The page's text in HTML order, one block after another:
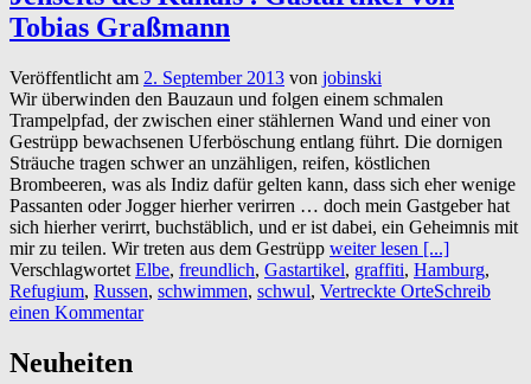
Tobias Graßmann
Veröffentlicht am 2. September 2013 von jobinski
Wir überwinden den Bauzaun und folgen einem schmalen
Trampelpfad, der zwischen einer stählernen Wand und einer von
Gestrüpp bewachsenen Uferböschung entlang führt. Die dornigen
Sträuche tragen schwer an unzähligen, reifen, köstlichen
Brombeeren, was als Indiz dafür gelten kann, dass sich eher wenige
Passanten oder Jogger hierher verirren … doch mein Gastgeber hat
sich hierher verirrt, buchstäblich, und er ist dabei, ein Geheimnis mit
mir zu teilen. Wir treten aus dem Gestrüpp weiter lesen [...]
Verschlagwortet Elbe, freundlich, Gastartikel, graffiti, Hamburg,
Refugium, Russen, schwimmen, schwul, Vertreckte OrteSchreib
einen Kommentar
Neuheiten